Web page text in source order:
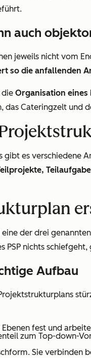
auch
jeweils nicht vom
so die anfallenden
die Organisation
das Cateringzelt und
es verschiedene
der drei
PSP nichts schiefgeht,
Aufbau
fest und
zum Top-down-
Sie verbinden